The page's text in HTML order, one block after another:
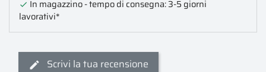
 In magazzino - tempo di consegna: 3-5 giorni
lavorativi*
Scrivi la tua recensione